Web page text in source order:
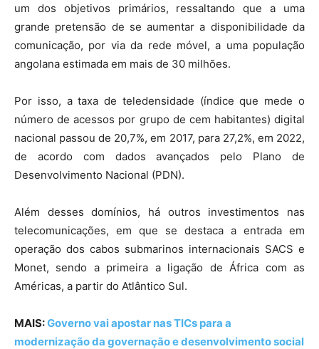
um dos objetivos primários, ressaltando que a uma
grande pretensão de se aumentar a disponibilidade da
comunicação, por via da rede móvel, a uma população
angolana estimada em mais de 30 milhões.
Por isso, a taxa de teledensidade (índice que mede o
número de acessos por grupo de cem habitantes) digital
nacional passou de 20,7%, em 2017, para 27,2%, em 2022,
de acordo com dados avançados pelo Plano de
Desenvolvimento Nacional (PDN).
Além desses domínios, há outros investimentos nas
telecomunicações, em que se destaca a entrada em
operação dos cabos submarinos internacionais SACS e
Monet, sendo a primeira a ligação de África com as
Américas, a partir do Atlântico Sul.
MAIS:Governo vai apostar nas TICs para a
modernização da governação e desenvolvimento social